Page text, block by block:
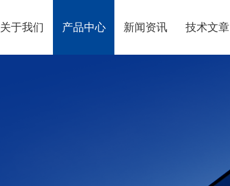
关于我们 产品中心 新闻资讯 技术文章